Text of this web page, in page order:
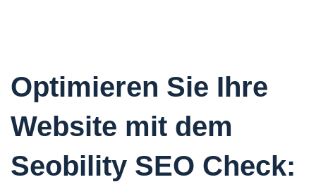
Optimieren Sie Ihre
Website mit dem
Seobility SEO Check: